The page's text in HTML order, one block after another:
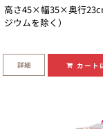
高さ45×幅35×奥行
ジウムを除く）
詳細 カート